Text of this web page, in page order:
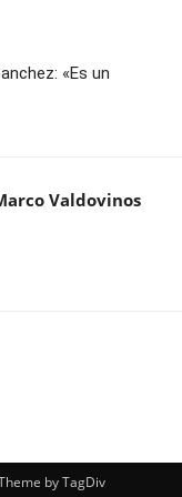
«Es un
Valdovinos
by TagDiv